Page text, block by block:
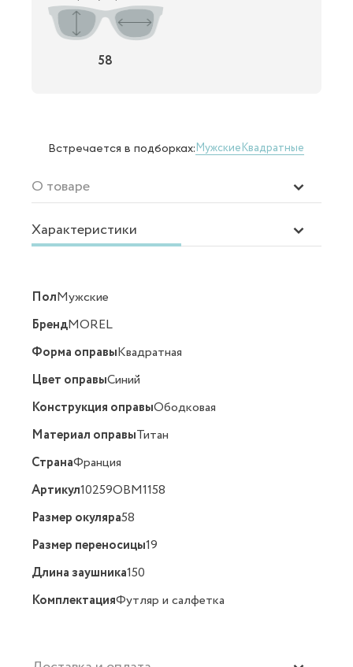
58
Встречается в подборках:МужскиеКвадратные
О товаре
Характеристики
ПолМужские
БрендMOREL
Форма оправыКвадратная
Цвет оправыСиний
Конструкция оправыОбодковая
Материал оправыТитан
СтранаФранция
Артикул10259OBM1158
Размер окуляра58
Размер переносицы19
Длина заушника150
КомплектацияФутляр и салфетка